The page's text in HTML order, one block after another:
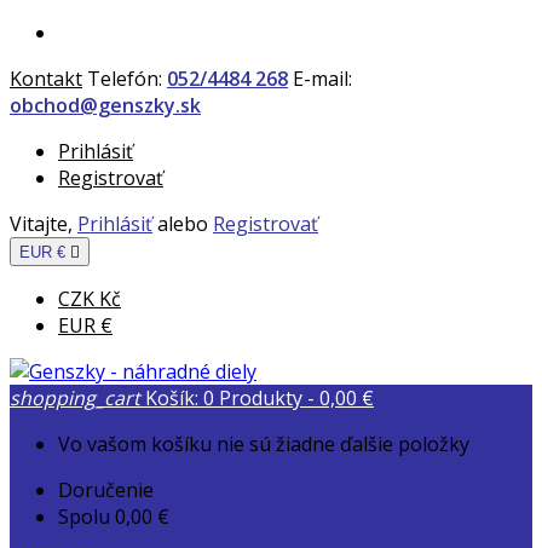
Kontakt Telefón: 052/4484 268 E-mail:
obchod@genszky.sk
Prihlásiť
Registrovať
Vitajte, Prihlásiťalebo Registrovať
EUR € 
CZK Kč
EUR €
shopping_cart Košík: 0 Produkty - 0,00 €
Vo vašom košíku nie sú žiadne ďalšie položky
Doručenie
Spolu 0,00 €